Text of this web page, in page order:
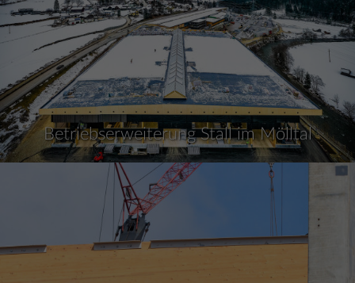
Betriebserweiterung Stall im Mölltal